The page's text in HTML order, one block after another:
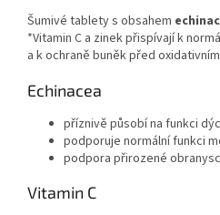
Šumivé tablety s obsahem
*Vitamin C a zinek přispívají k
a k ochraně buněk před
Echinacea
příznivě působí na funkci
podporuje normální funkci
podpora přirozené
Vitamin C